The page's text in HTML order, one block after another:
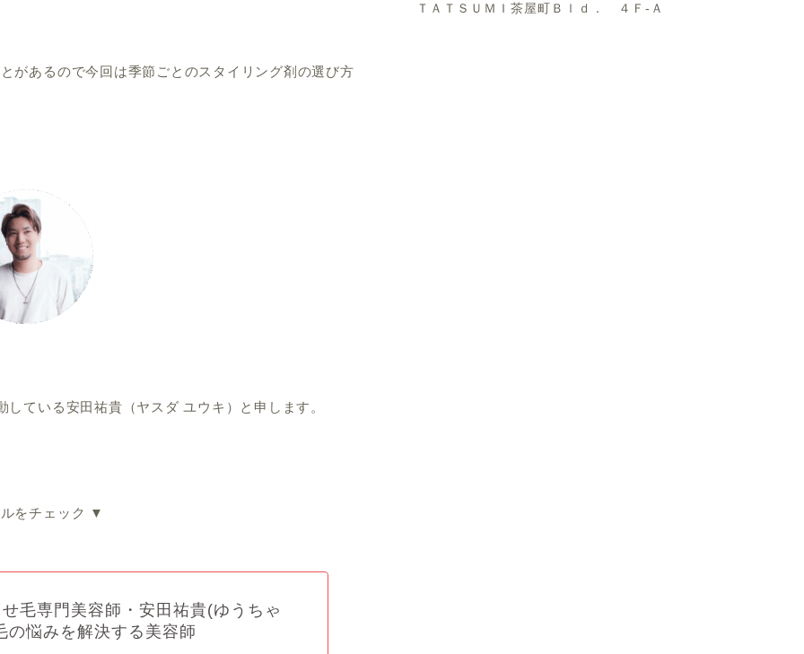
があるので今回は季節ごとのスタイリング剤の選び方
ている安田祐貴（ヤスダ ユウキ）と申します。
をチェック ▼
毛専門美容師・安田祐貴(ゆうちゃ
の悩みを解決する美容師
ＴＡＴＳＵＭＩ茶屋町Ｂｌｄ． ４Ｆ-Ａ